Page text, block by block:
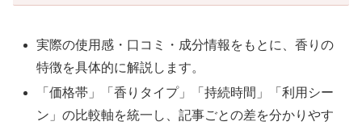
実際の使用感・口コミ・成分情報をもとに、香りの
特徴を具体的に解説します。
「価格帯」「香りタイプ」「持続時間」「利用シー
ン」の比較軸を統一し、記事ごとの差を分かりやす